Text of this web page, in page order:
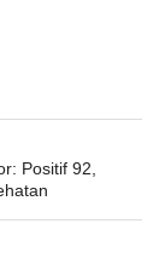
Positif 92,